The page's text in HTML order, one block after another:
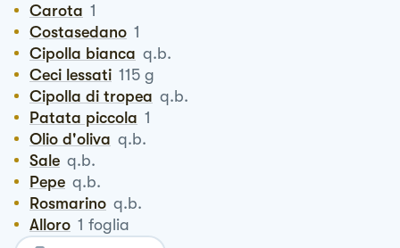
Carota 1
Costasedano 1
Cipolla bianca q.b.
Ceci lessati 115 g
Cipolla di tropea q.b.
Patata piccola 1
Olio d'oliva q.b.
Sale q.b.
Pepe q.b.
Rosmarino q.b.
Alloro 1 foglia